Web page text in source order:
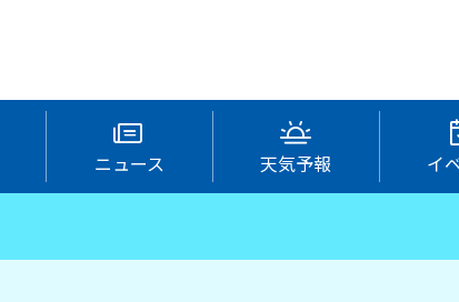
ニュース 天気予報 イ